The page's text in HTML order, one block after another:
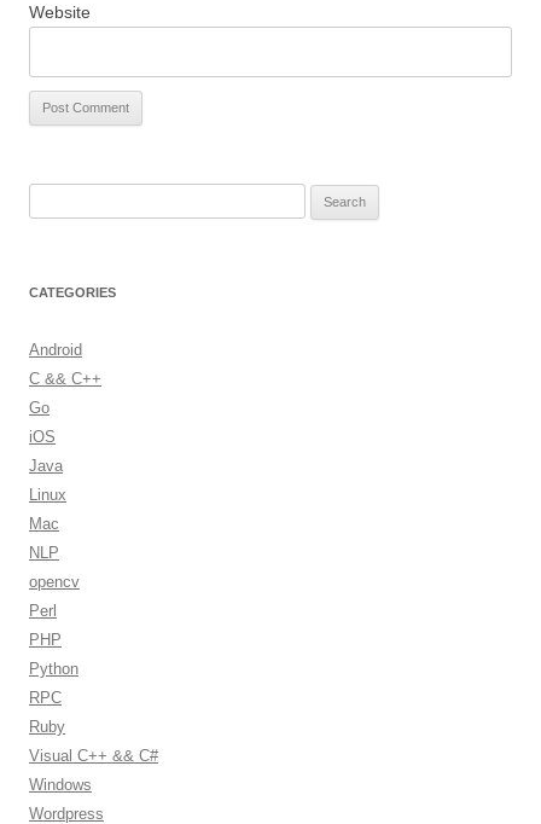
Website
r
h
f
o
r
:
CATEGORIES
Android
C && C++
Go
iOS
Java
Linux
Mac
NLP
opencv
Perl
PHP
Python
RPC
Ruby
Visual C++ && C#
Windows
Wordpress